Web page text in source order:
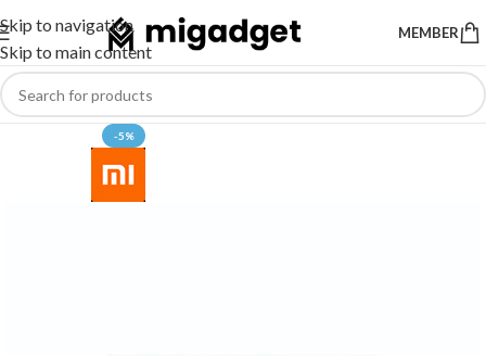
Skip to navigation
Skip to main content
MEMBER
-5%